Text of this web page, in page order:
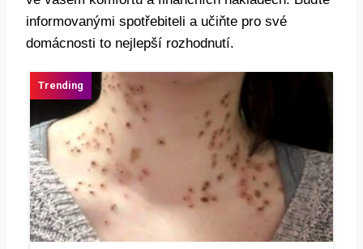
informovanými spotřebiteli a učiňte pro své
domácnosti⁢ to nejlepší rozhodnutí.